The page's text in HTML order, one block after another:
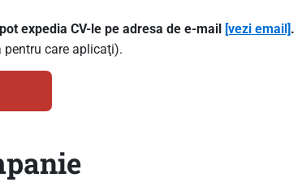
expedia CV-le pe adresa de e-mail [vezi email].
care aplicaţi).